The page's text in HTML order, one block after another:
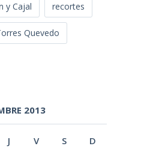
y Cajal recortes
Quevedo
2013
J V S D